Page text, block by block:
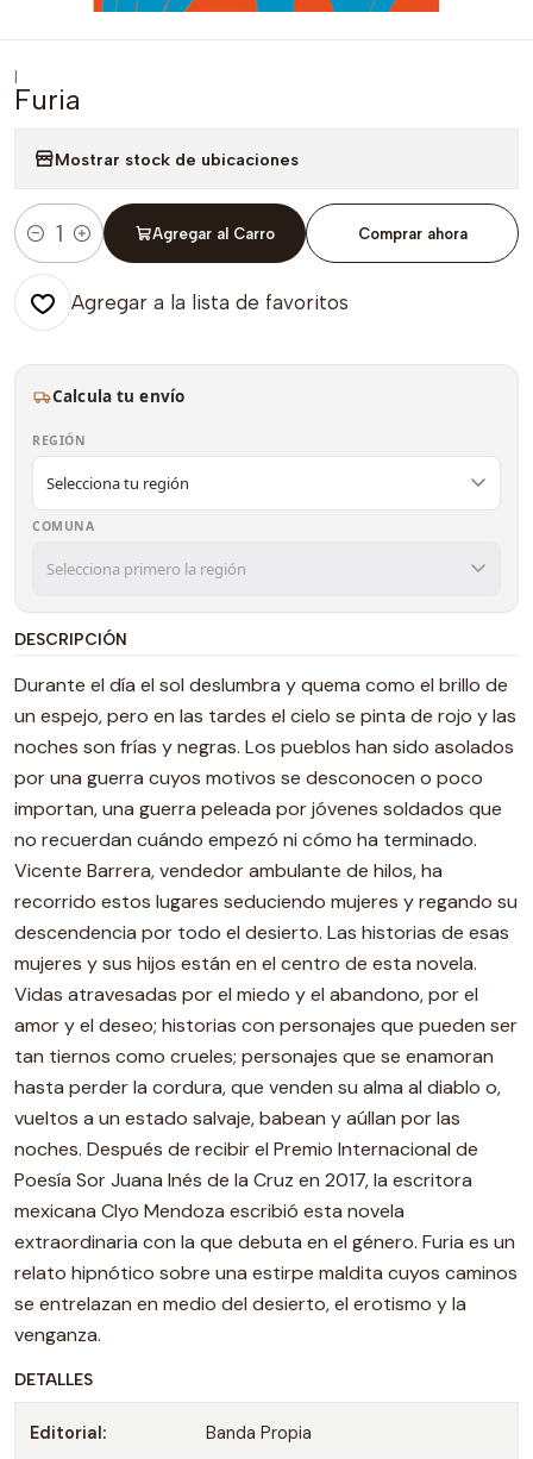
|
Furia
Mostrar stock de ubicaciones
Cantidad
Agregar al Carro Comprar ahora
Agregar a la lista de favoritos
Calcula tu envío
REGIÓN
COMUNA
DESCRIPCIÓN
Durante el día el sol deslumbra y quema como el brillo de
un espejo, pero en las tardes el cielo se pinta de rojo y las
noches son frías y negras. Los pueblos han sido asolados
por una guerra cuyos motivos se desconocen o poco
importan, una guerra peleada por jóvenes soldados que
no recuerdan cuándo empezó ni cómo ha terminado.
Vicente Barrera, vendedor ambulante de hilos, ha
recorrido estos lugares seduciendo mujeres y regando su
descendencia por todo el desierto. Las historias de esas
mujeres y sus hijos están en el centro de esta novela.
Vidas atravesadas por el miedo y el abandono, por el
amor y el deseo; historias con personajes que pueden ser
tan tiernos como crueles; personajes que se enamoran
hasta perder la cordura, que venden su alma al diablo o,
vueltos a un estado salvaje, babean y aúllan por las
noches. Después de recibir el Premio Internacional de
Poesía Sor Juana Inés de la Cruz en 2017, la escritora
mexicana Clyo Mendoza escribió esta novela
extraordinaria con la que debuta en el género. Furia es un
relato hipnótico sobre una estirpe maldita cuyos caminos
se entrelazan en medio del desierto, el erotismo y la
venganza.
DETALLES
Editorial: Banda Propia